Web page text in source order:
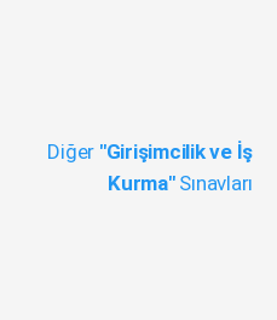
Diğer "Girişimcilik ve İş
Kurma"Sınavları